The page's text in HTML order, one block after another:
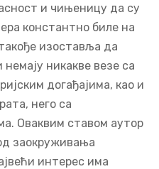
и чињеницу да су
константно биле на
изоставља да
никакве везе са
догађајима, као и
него са
Оваквим ставом аутор
заокруживања
интерес има